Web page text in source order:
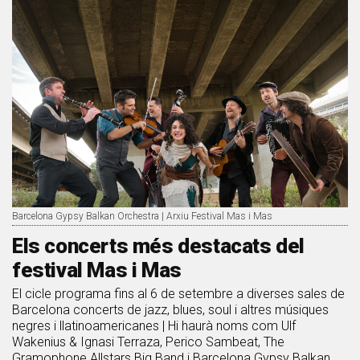
Barcelona Gypsy Balkan Orchestra | Arxiu Festival Mas i Mas
Els concerts més destacats del
festival Mas i Mas
El cicle programa fins al 6 de setembre a diverses sales de
Barcelona concerts de jazz, blues, soul i altres músiques
negres i llatinoamericanes | Hi haurà noms com Ulf
Wakenius & Ignasi Terraza, Perico Sambeat, The